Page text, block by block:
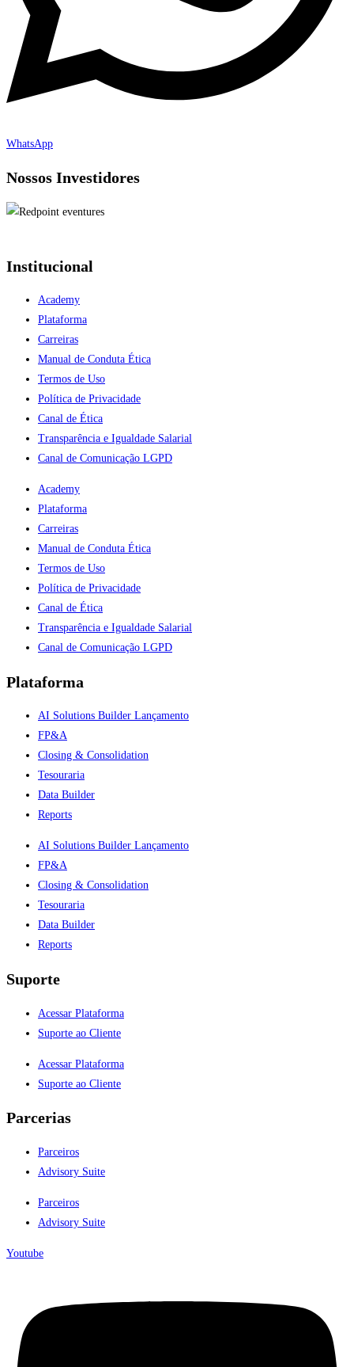
WhatsApp
Nossos Investidores
Institucional
Academy
Plataforma
Carreiras
Manual de Conduta Ética
Termos de Uso
Política de Privacidade
Canal de Ética
Transparência e Igualdade Salarial
Canal de Comunicação LGPD
Academy
Plataforma
Carreiras
Manual de Conduta Ética
Termos de Uso
Política de Privacidade
Canal de Ética
Transparência e Igualdade Salarial
Canal de Comunicação LGPD
Plataforma
AI Solutions Builder Lançamento
FP&A
Closing & Consolidation
Tesouraria
Data Builder
Reports
AI Solutions Builder Lançamento
FP&A
Closing & Consolidation
Tesouraria
Data Builder
Reports
Suporte
Acessar Plataforma
Suporte ao Cliente
Acessar Plataforma
Suporte ao Cliente
Parcerias
Parceiros
Advisory Suite
Parceiros
Advisory Suite
Youtube